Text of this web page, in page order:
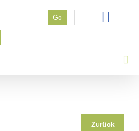
Go
Zurück